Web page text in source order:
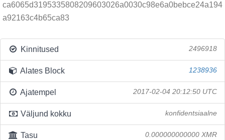
ca6065d3195335808209603026a0030c98e6a0bebce24a194
a92163c4b65ca83
Kinnitused 2496918
Alates Block 1238936
Ajatempel 2017-02-04 20:12:50 UTC
Väljund kokku konfidentsiaalne
Tasu 0.000000000000 XMR